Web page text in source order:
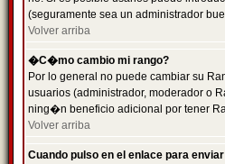
(seguramente sea un administrador
Volver arriba
�C�mo cambio mi rango?
Por lo general no puede cambiar su
usuarios (administrador, moderador o
ning�n beneficio adicional por tener
Volver arriba
Cuando pulso en el enlace para